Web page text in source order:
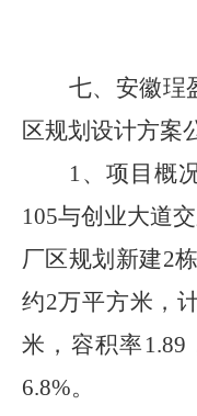
七、 安徽珵
区规划设计方案
1、 项目概
105与创业大道
厂区规划新建2栋
约2万平方米，
米，容积率 1.89
6.8%。